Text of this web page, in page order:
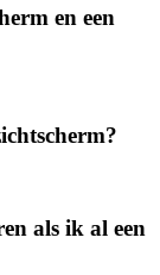
en een
als ik al een